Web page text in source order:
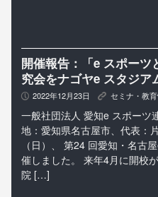
開催報告：「e スポーツ
究会をナゴヤe スタジア
P 2022年12月23日 K セミナ・教
一般社団法人 愛知e スポーツ
地：愛知県名古屋市、代表：
（日）、 第24 回愛知・名古
催しました。 来年4月に開校
院 […]